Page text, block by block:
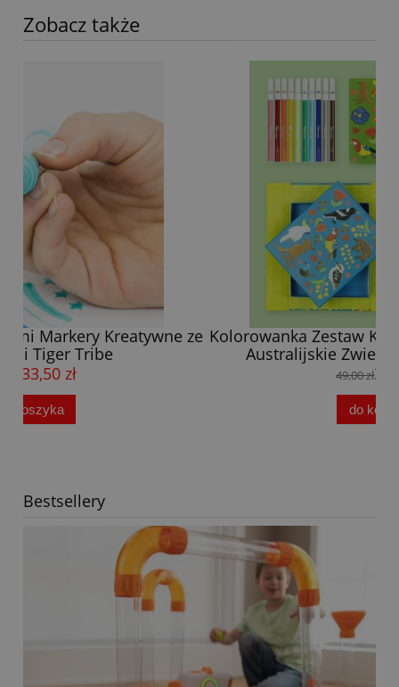
Zobacz także
Kolorowanka Zestaw Kreatywny z Flamastrami
Australijskie Zwierzęta Tiger Tribe 4+
Bestsellery